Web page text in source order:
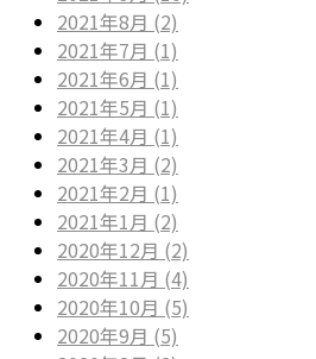
2021年8月 (2)
2021年7月 (1)
2021年6月 (1)
2021年5月 (1)
2021年4月 (1)
2021年3月 (2)
2021年2月 (1)
2021年1月 (2)
2020年12月 (2)
2020年11月 (4)
2020年10月 (5)
2020年9月 (5)